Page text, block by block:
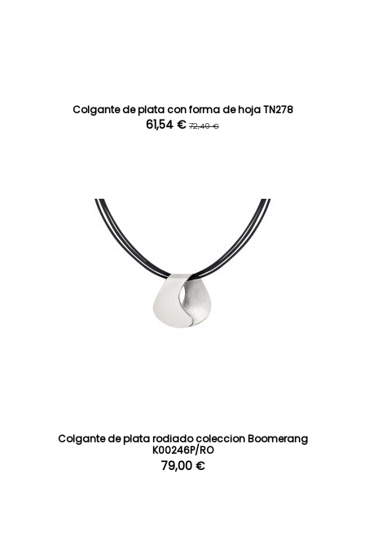
Colgante de plata con forma de hoja TN278
61,54 € 72,40 €
Colgante de plata rodiado coleccion Boomerang
K00246P/RO
79,00 €